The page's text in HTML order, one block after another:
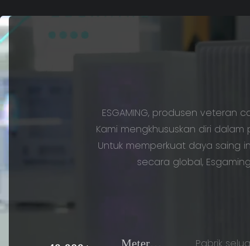
ESGAMING, produsen
Kami mengkhususkan diri
Untuk memperkuat daya saing
secara global,